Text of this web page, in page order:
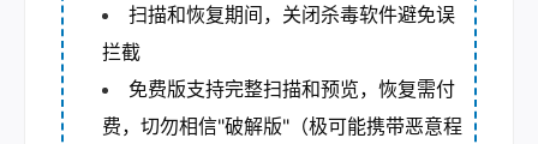
扫描和恢复期间，关闭杀毒软件避免误
拦截
免费版支持完整扫描和预览，恢复需付
费，切勿相信"破解版"（极可能携带恶意程